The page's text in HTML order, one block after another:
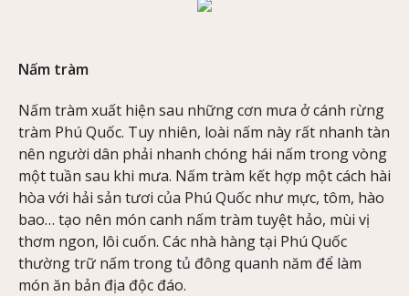
Nấm tràm
Nấm tràm xuất hiện sau những cơn mưa ở cánh rừng
tràm Phú Quốc. Tuy nhiên, loài nấm này rất nhanh tàn
nên người dân phải nhanh chóng hái nấm trong vòng
một tuần sau khi mưa. Nấm tràm kết hợp một cách hài
hòa với hải sản tươi của Phú Quốc như mực, tôm, hào
bao… tạo nên món canh nấm tràm tuyệt hảo, mùi vị
thơm ngon, lôi cuốn. Các nhà hàng tại Phú Quốc
thường trữ nấm trong tủ đông quanh năm để làm
món ăn bản địa độc đáo.